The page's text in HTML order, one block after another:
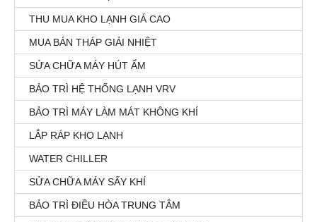
THU MUA KHO LẠNH GIÁ CAO
MUA BÁN THÁP GIẢI NHIỆT
SỬA CHỮA MÁY HÚT ẨM
BẢO TRÌ HỆ THỐNG LẠNH VRV
BẢO TRÌ MÁY LÀM MÁT KHÔNG KHÍ
LẮP RÁP KHO LẠNH
WATER CHILLER
SỬA CHỮA MÁY SẤY KHÍ
BẢO TRÌ ĐIỀU HÒA TRUNG TÂM